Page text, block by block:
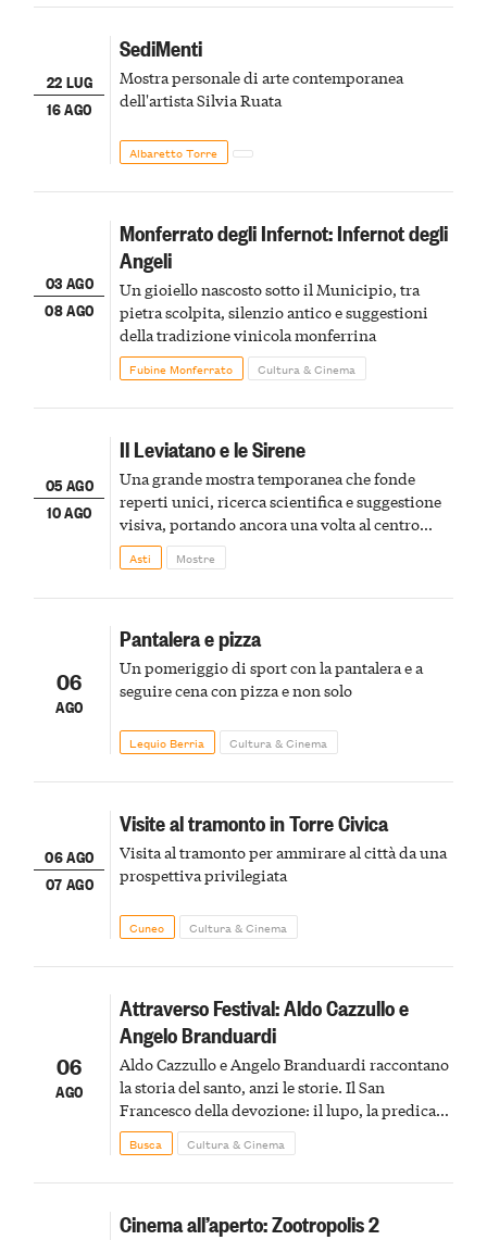
22 LUG
16 AGO
SediMenti
Mostra personale di arte contemporanea
dell'artista Silvia Ruata
Albaretto Torre
03 AGO
08 AGO
Monferrato degli Infernot: Infernot degli
Angeli
Un gioiello nascosto sotto il Municipio, tra
pietra scolpita, silenzio antico e suggestioni
della tradizione vinicola monferrina
Fubine Monferrato Cultura & Cinema
05 AGO
10 AGO
Il Leviatano e le Sirene
Una grande mostra temporanea che fonde
reperti unici, ricerca scientifica e suggestione
visiva, portando ancora una volta al centro
della scena le meraviglie del passato astigiano
Asti Mostre
06
AGO
Pantalera e pizza
Un pomeriggio di sport con la pantalera e a
seguire cena con pizza e non solo
Lequio Berria Cultura & Cinema
06 AGO
07 AGO
Visite al tramonto in Torre Civica
Visita al tramonto per ammirare al città da una
prospettiva privilegiata
Cuneo Cultura & Cinema
06
AGO
Attraverso Festival: Aldo Cazzullo e
Angelo Branduardi
Aldo Cazzullo e Angelo Branduardi raccontano
la storia del santo, anzi le storie. Il San
Francesco della devozione: il lupo, la predica
agli uccelli, le stimmate
Busca Cultura & Cinema
Cinema all’aperto: Zootropolis 2